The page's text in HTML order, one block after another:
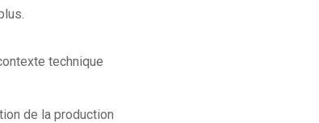
technique
de la production